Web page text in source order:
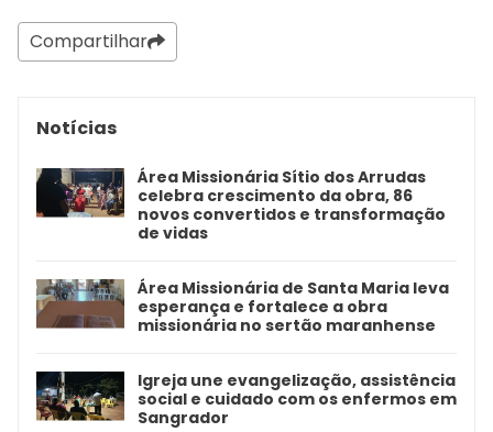
Compartilhar
Notícias
Área Missionária Sítio dos Arrudas
celebra crescimento da obra, 86
novos convertidos e transformação
de vidas
Área Missionária de Santa Maria leva
esperança e fortalece a obra
missionária no sertão maranhense
Igreja une evangelização, assistência
social e cuidado com os enfermos em
Sangrador